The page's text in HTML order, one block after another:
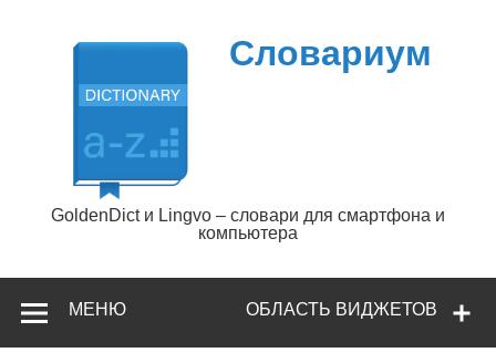
содержимому
Словариум
GoldenDict и Lingvo – словари для смартфона и
компьютера
ОБЛАСТЬ ВИДЖЕТОВ
МЕНЮ